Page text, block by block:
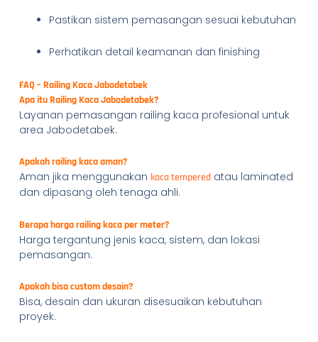
Pastikan sistem pemasangan sesuai kebutuhan
Perhatikan detail keamanan dan finishing
FAQ – Railing Kaca Jabodetabek
Apa itu Railing Kaca Jabodetabek?
Layanan pemasangan railing kaca profesional untuk
area Jabodetabek.
Apakah railing kaca aman?
Aman jika menggunakan kaca temperedatau laminated
dan dipasang oleh tenaga ahli.
Berapa harga railing kaca per meter?
Harga tergantung jenis kaca, sistem, dan lokasi
pemasangan.
Apakah bisa custom desain?
Bisa, desain dan ukuran disesuaikan kebutuhan
proyek.